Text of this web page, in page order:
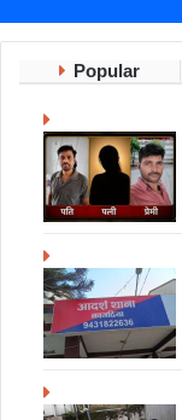
Popular